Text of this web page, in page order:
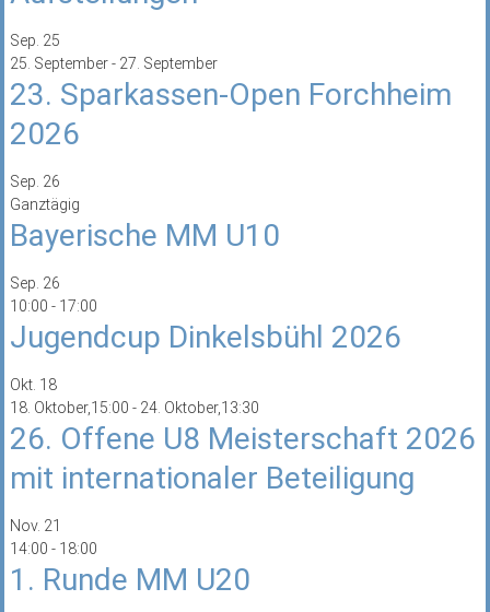
Sep. 25
25. September- 27. September
23. Sparkassen-Open Forchheim
2026
Sep. 26
Ganztägig
Bayerische MM U10
Sep. 26
10:00 - 17:00
Jugendcup Dinkelsbühl 2026
Okt. 18
18. Oktober,15:00 - 24. Oktober,13:30
26. Offene U8 Meisterschaft 2026
mit internationaler Beteiligung
Nov. 21
14:00 - 18:00
1. Runde MM U20